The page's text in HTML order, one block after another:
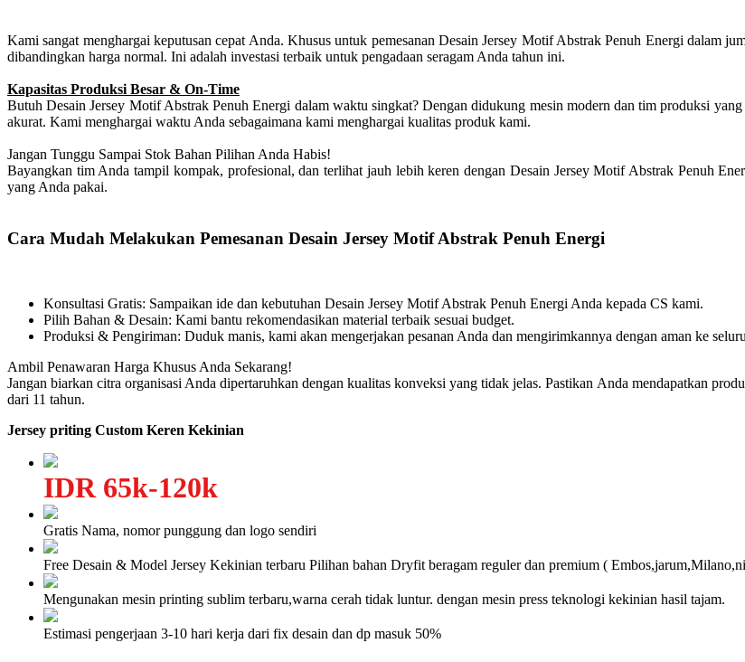
Kami sangat menghargai keputusan cepat Anda. Khusus untuk pemesanan Desain Jersey Motif Abstrak Penuh Energi dalam
dibandingkan harga normal. Ini adalah investasi terbaik untuk pengadaan seragam Anda tahun ini.
Kapasitas Produksi Besar & On-Time
Butuh Desain Jersey Motif Abstrak Penuh Energi dalam waktu singkat? Dengan didukung mesin modern dan tim produksi
akurat. Kami menghargai waktu Anda sebagaimana kami menghargai kualitas produk kami.
Jangan Tunggu Sampai Stok Bahan Pilihan Anda Habis!
Bayangkan tim Anda tampil kompak, profesional, dan terlihat jauh lebih keren dengan Desain Jersey Motif Abstrak Penuh
yang Anda pakai.
Cara Mudah Melakukan Pemesanan Desain Jersey Motif Abstrak Penuh Energi
Konsultasi Gratis: Sampaikan ide dan kebutuhan Desain Jersey Motif Abstrak Penuh Energi Anda kepada CS kami.
Pilih Bahan & Desain: Kami bantu rekomendasikan material terbaik sesuai budget.
Produksi & Pengiriman: Duduk manis, kami akan mengerjakan pesanan Anda dan mengirimkannya dengan aman ke
Ambil Penawaran Harga Khusus Anda Sekarang!
Jangan biarkan citra organisasi Anda dipertaruhkan dengan kualitas konveksi yang tidak jelas. Pastikan Anda mendapatkan
dari 11 tahun.
Jersey priting Custom Keren Kekinian
IDR 65k-120k
Gratis Nama, nomor punggung dan logo sendiri
Free Desain & Model Jersey Kekinian terbaru Pilihan bahan Dryfit beragam reguler dan premium (
Mengunakan mesin printing sublim terbaru,warna cerah tidak luntur. dengan mesin press teknologi kekinian hasil tajam.
Estimasi pengerjaan 3-10 hari kerja dari fix desain dan dp masuk 50%